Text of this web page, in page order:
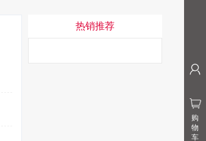
热销推荐
购
物
车